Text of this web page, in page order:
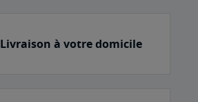
Livraison à votre domicile